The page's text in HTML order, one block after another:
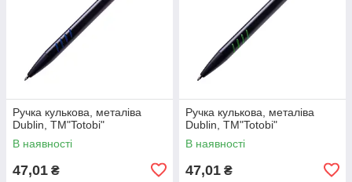
Ручка кулькова, металіва
Dublin, ТМ"Totobi"
В наявності
47,01 ₴
Ручка кулькова, металіва
Dublin, ТМ"Totobi"
В наявності
47,01 ₴